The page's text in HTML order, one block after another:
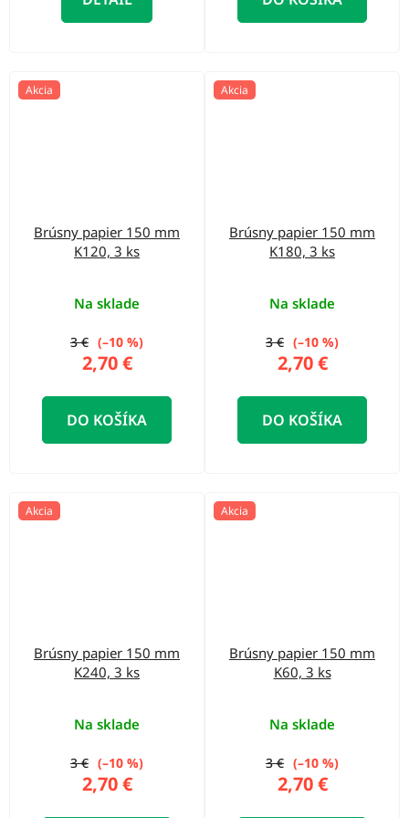
Akcia
Brúsny papier 150 mm
K120, 3 ks
Na sklade
2,70 €
3 € (–10 %)
DO KOŠÍKA
Akcia
Brúsny papier 150 mm
K180, 3 ks
Na sklade
2,70 €
3 € (–10 %)
DO KOŠÍKA
Akcia
Brúsny papier 150 mm
K240, 3 ks
Na sklade
2,70 €
3 € (–10 %)
Akcia
Brúsny papier 150 mm
K60, 3 ks
Na sklade
2,70 €
3 € (–10 %)